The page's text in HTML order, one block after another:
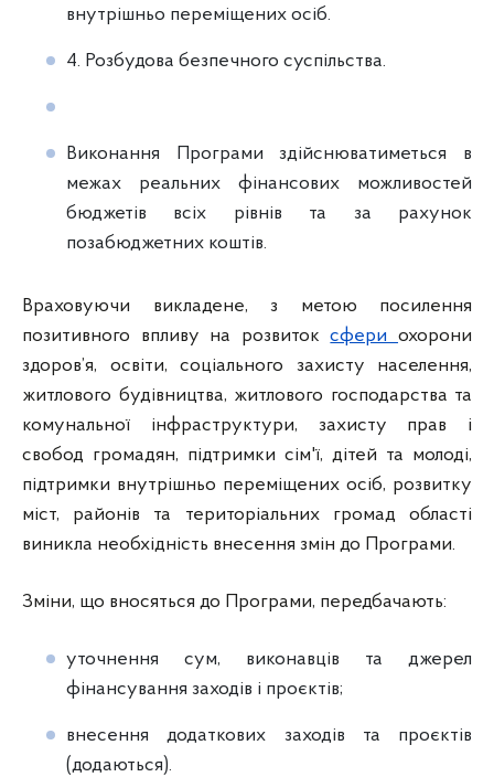
внутрішньо переміщених осіб.
4. Розбудова безпечного суспільства.
Виконання Програми здійснюватиметься в
межах реальних фінансових можливостей
бюджетів всіх рівнів та за рахунок
позабюджетних коштів.
Враховуючи викладене, з метою посилення
позитивного впливу на розвитоксфериохорони
здоров’я, освіти, соціального захисту населення,
житлового будівництва, житлового господарства та
комунальної інфраструктури, захисту прав і
свобод громадян, підтримки сім'ї, дітей та молоді,
підтримки внутрішньо переміщених осіб, розвитку
міст, районів та територіальних громад області
виникла необхідність внесення змін до Програми.
Зміни, що вносяться до Програми, передбачають:
уточнення сум, виконавців та джерел
фінансування заходів і проєктів;
внесення додаткових заходів та проєктів
(додаються).